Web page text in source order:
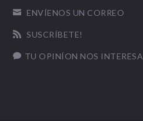
 ENVÍENOS UN CORREO
 SUSCRÍBETE!
 TU OPINÍON NOS INTERESA